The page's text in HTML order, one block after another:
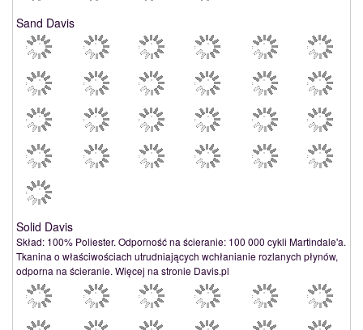
Sand Davis
Solid Davis
Skład: 100% Poliester. Odporność na ścieranie: 100 000 cykli Martindale'a.
Tkanina o właściwościach utrudniających wchłanianie rozlanych płynów,
odporna na ścieranie. Więcej na stronie Davis.pl